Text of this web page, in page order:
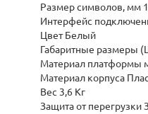
Размер символов, мм
Интерфейс
Цвет Белый
Габаритные размеры
Материал платформы
Материал корпуса
Вес 3,6 Кг
Защита от перегрузки